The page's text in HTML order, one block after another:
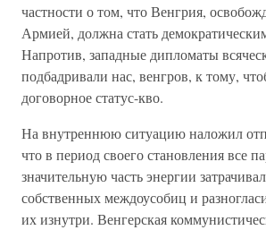
частности о том, что Венгрия,
Армией, должна стать
Напротив, западные дипломаты
подбадривали нас, венгров, к тому,
договорное статус-кво.
На внутреннюю ситуацию наложил
что в период своего становления все
значительную часть энергии
собственных междоусобиц и
их изнутри. Венгерская